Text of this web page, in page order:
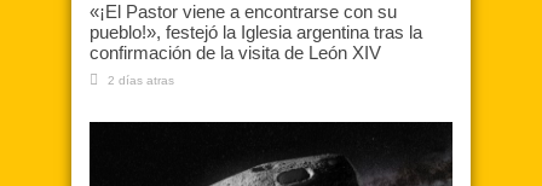
«¡El Pastor viene a encontrarse con su
pueblo!», festejó la Iglesia argentina tras la
confirmación de la visita de León XIV
2 días atras